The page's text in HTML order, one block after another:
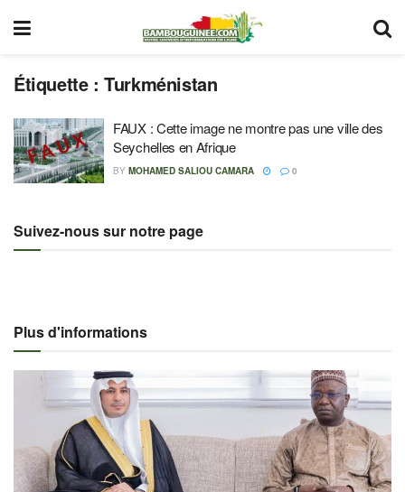
Étiquette :Turkménistan
FAUX : Cette image ne montre pas une ville des
Seychelles en Afrique
BY MOHAMED SALIOU CAMARA 0
Suivez-nous sur notre page
Plus d'informations